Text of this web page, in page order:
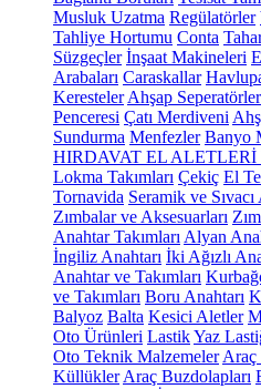
Musluk Uzatma Regülatörler
Tahliye Hortumu Conta
Süzgeçler İnşaat Makineleri
Arabaları Caraskallar
Keresteler Ahşap Seperatörler
Penceresi Çatı Merdiveni
Sundurma Menfezler Banyo
HIRDAVAT EL ALETLERİ
Lokma Takımları Çekiç El
Tornavida Seramik ve
Zımbalar ve Aksesuarları
Anahtar Takımları Alyan
İngiliz Anahtarı İki Ağızlı
Anahtar ve Takımları
ve Takımları Boru Anahtarı
Balyoz Balta Kesici Aletler
Oto Ürünleri LastikYaz
Oto Teknik Malzemeler Araç
Küllükler Araç Buzdolapları